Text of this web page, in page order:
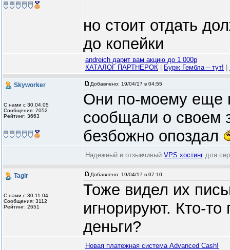
но стоит отдать
до копейки
andreich дарит вам акцию до 1 000р
КАТАЛОГ ПАРТНЕРОК
Бурж Гембла – тут!
Skyworker
С нами с 30.04.05
Сообщения: 7052
Рейтинг: 3663
Добавлено: 19/04/17 в 04:55
Они по-моему еще
сообщали о своем
безбожно опоздал
Надежный и отзывчивый VPS хостинг для
Tagir
С нами с 30.11.04
Сообщения: 3112
Рейтинг: 2651
Добавлено: 19/04/17 в 07:10
Тоже видел их
игнорируют. Кто-то
деньги?
Новая платежная система Advanced Cash!